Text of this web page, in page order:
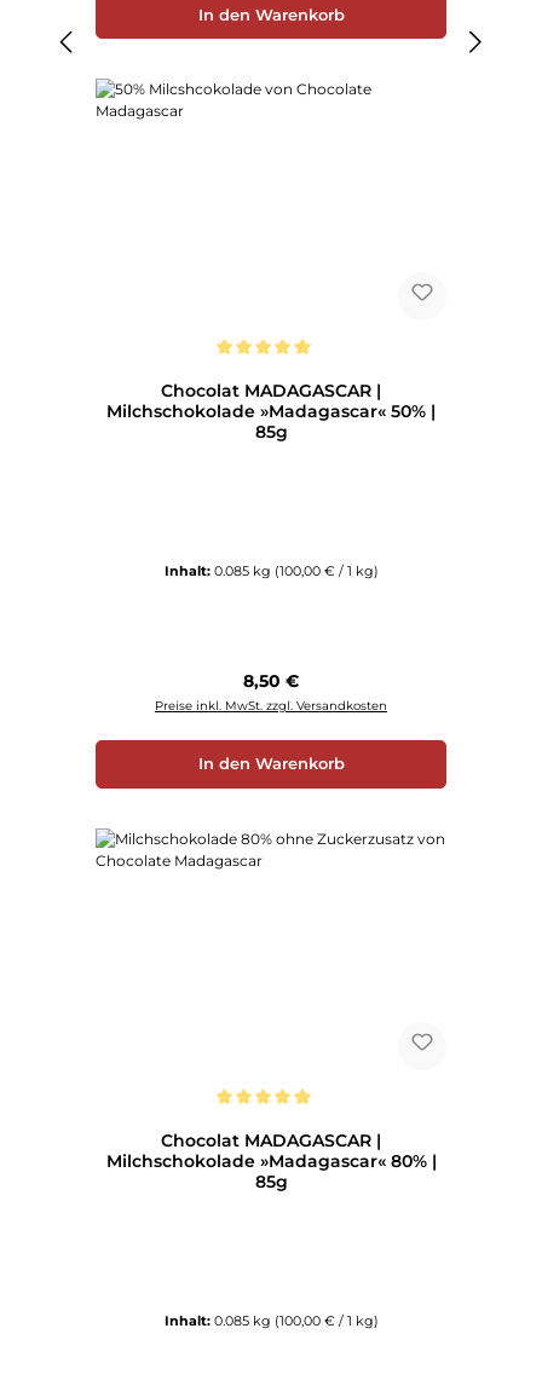
In den Warenkorb
Chocolat MADAGASCAR |
Milchschokolade »Madagascar« 50% |
85g
Inhalt: 0.085 kg (100,00 € / 1 kg)
Regulärer Preis:
8,50 €
Preise inkl. MwSt. zzgl. Versandkosten
In den Warenkorb
Chocolat MADAGASCAR |
Milchschokolade »Madagascar« 80% |
85g
Inhalt: 0.085 kg (100,00 € / 1 kg)